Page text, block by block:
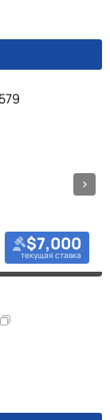
$7,000
текущая ставка